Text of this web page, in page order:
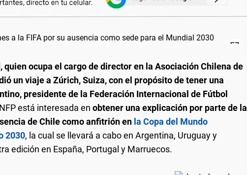
quien ocupa el cargo de director en la Asociación Chilena de
un viaje a Zúrich, Suiza, con el propósito de tener una
presidente de la Federación Internacional de Fútbol
está interesada en obtener una explicación por parte de la
de Chile como anfitrión en la Copa del Mundo
2030, la cual se llevará a cabo en Argentina, Uruguay y
edición en España, Portugal y Marruecos.